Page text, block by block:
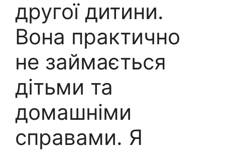
другої дитини.
Вона практично
не займається
дітьми та
домашніми
справами. Я